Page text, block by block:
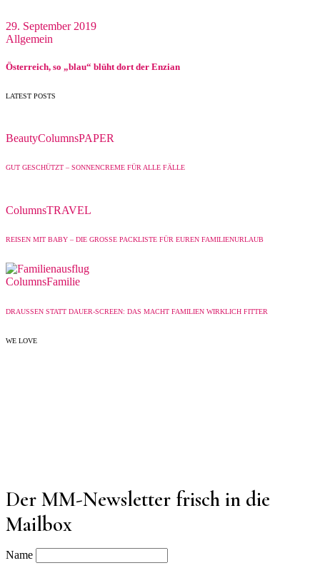
29. September 2019
Allgemein
Österreich, so „blau“ blüht dort der Enzian
LATEST POSTS
BeautyColumnsPAPER
GUT GESCHÜTZT – SONNENCREME FÜR ALLE FÄLLE
ColumnsTRAVEL
REISEN MIT BABY – DIE GROSSE PACKLISTE FÜR EUREN FAMILIENURLAUB
ColumnsFamilie
DRAUSSEN STATT DAUER-SCREEN: DAS MACHT FAMILIEN WIRKLICH FITTER
WE LOVE
Der MM-Newsletter frisch in die
Mailbox
Name